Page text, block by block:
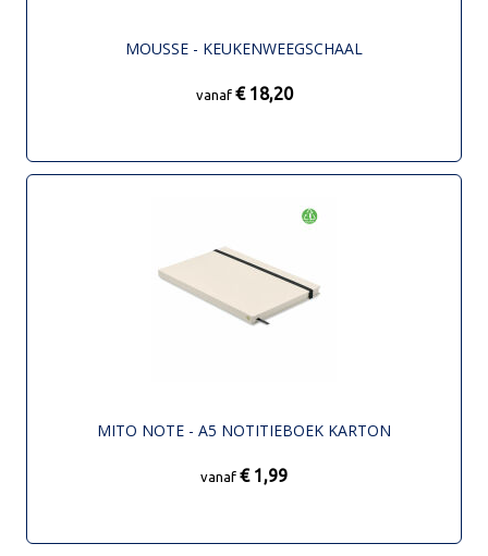
MOUSSE - KEUKENWEEGSCHAAL
vanaf € 18,20
MITO NOTE - A5 NOTITIEBOEK KARTON
vanaf € 1,99